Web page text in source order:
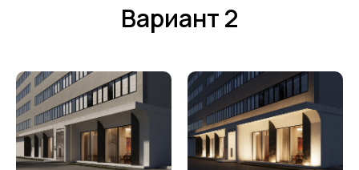
Вариант 2